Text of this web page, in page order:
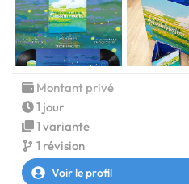
Montant privé
1 jour
1 variante
1 révision
Voir le profil